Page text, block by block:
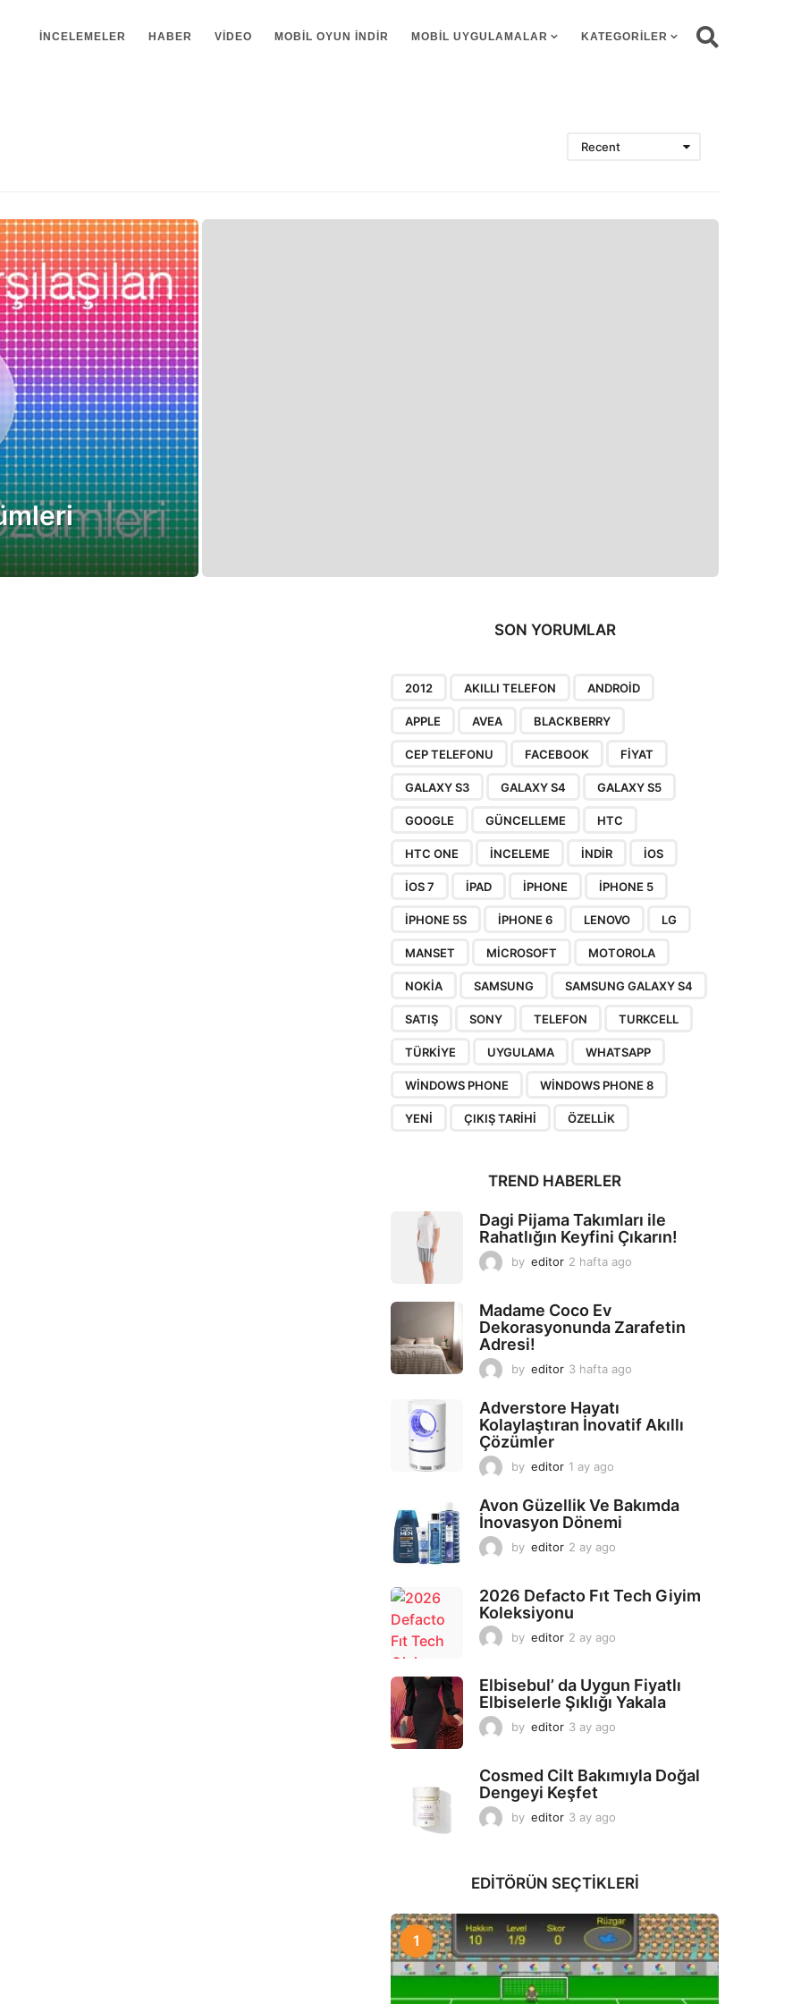
İNCELEMELER HABER VIDEO MOBIL OYUN INDIR MOBIL UYGULAMALAR KATEGORILER
Recent
SON YORUMLAR
2012 AKILLI TELEFON ANDROID
APPLE AVEA BLACKBERRY
CEP TELEFONU FACEBOOK FIYAT
GALAXY S3 GALAXY S4 GALAXY S5
GOOGLE GÜNCELLEME HTC
HTC ONE INCELEME INDIR IOS
IOS 7 IPAD IPHONE IPHONE 5
IPHONE 5S IPHONE 6 LENOVO LG
MANSET MICROSOFT MOTOROLA
NOKIA SAMSUNG SAMSUNG GALAXY S4
SATIŞ SONY TELEFON TURKCELL
TÜRKIYE UYGULAMA WHATSAPP
WINDOWS PHONE WINDOWS PHONE 8
YENI ÇIKIŞ TARIHI ÖZELLIK
TREND HABERLER
Dagi Pijama Takımları ile
Rahatlığın Keyfini Çıkarın!
by editor 2 hafta ago
g
Madame Coco Ev
Dekorasyonunda Zarafetin
Adresi!
by editor 3 hafta ago
a
Adverstore Hayatı
Kolaylaştıran İnovatif Akıllı
Çözümler
by editor 1 ay ago
y
a
o
Avon Güzellik Ve Bakımda
İnovasyon Dönemi
by editor 2 ay ago
2026 Defacto Fıt Tech Giyim
Koleksiyonu
by editor 2 ay ago
a
g
Elbisebul’ da Uygun Fiyatlı
Elbiselerle Şıklığı Yakala
by editor 3 ay ago
a
Cosmed Cilt Bakımıyla Doğal
Dengeyi Keşfet
by editor 3 ay ago
g
EDITÖRÜN SEÇTIKLERI
1